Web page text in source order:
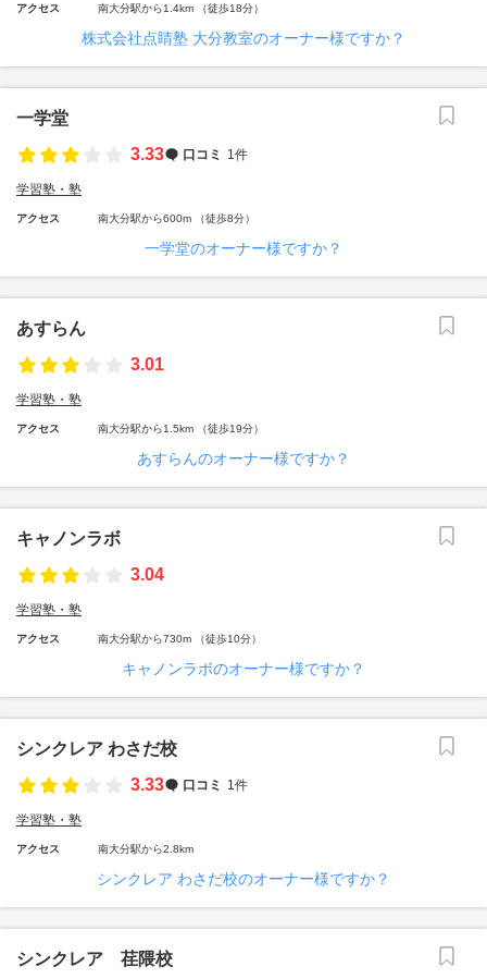
アクセス 南大分駅から1.4km （徒歩18分）
株式会社点睛塾 大分教室のオーナー様ですか？
一学堂
3.33
口コミ 1件
学習塾・塾
アクセス 南大分駅から600m （徒歩8分）
一学堂のオーナー様ですか？
あすらん
3.01
学習塾・塾
アクセス 南大分駅から1.5km （徒歩19分）
あすらんのオーナー様ですか？
キャノンラボ
3.04
学習塾・塾
アクセス 南大分駅から730m （徒歩10分）
キャノンラボのオーナー様ですか？
シンクレア わさだ校
3.33
口コミ 1件
学習塾・塾
アクセス 南大分駅から2.8km
シンクレア わさだ校のオーナー様ですか？
シンクレア 荏隈校